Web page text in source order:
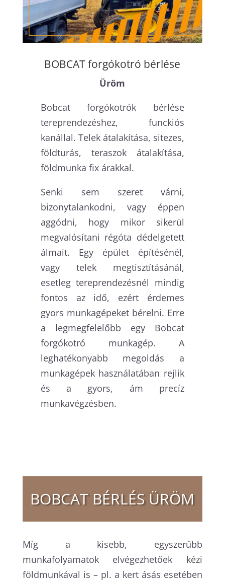
BOBCAT forgókotró bérlése
Üröm
Bobcat forgókotrók bérlése
tereprendezéshez, funckiós
kanállal. Telek átalakítása, sitezes,
földturás, teraszok átalakítása,
földmunka fix árakkal.
Senki sem szeret várni,
bizonytalankodni, vagy éppen
aggódni, hogy mikor sikerül
megvalósítani régóta dédelgetett
álmait. Egy épület építésénél,
vagy telek megtisztításánál,
esetleg tereprendezésnél mindig
fontos az idő, ezért érdemes
gyors munkagépeket bérelni. Erre
a legmegfelelőbb egy Bobcat
forgókotró munkagép. A
leghatékonyabb megoldás a
munkagépek használatában rejlik
és a gyors, ám precíz
munkavégzésben.
BOBCAT BÉRLÉSÜRÖM
Míg a kisebb, egyszerűbb
munkafolyamatok elvégezhetőek kézi
földmunkával is – pl. a kert ásás esetében